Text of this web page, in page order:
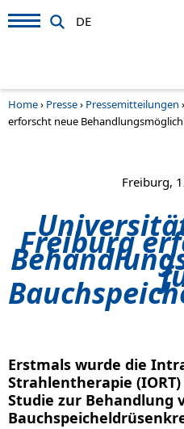
DE
Home› Presse› Pressemitteilungen ›
erforscht neue
Freiburg,
Freiburg
Erstmals wurde die
Strahlentherapie
Studie zur Behandlung